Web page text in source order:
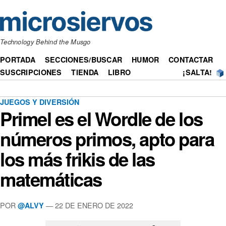
Technology Behind the Musgo
PORTADA SECCIONES/BUSCAR HUMOR
CONTACTAR
SUSCRIPCIONES
TIENDA LIBRO ¡SALTA!
JUEGOS Y DIVERSIÓN
Primel es el Wordle de los
números primos, apto para
los más frikis de las
matemáticas
POR @ALVY — 22 DE ENERO DE 2022